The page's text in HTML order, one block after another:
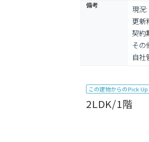
備考
現況
更新
契約
その
自社
この建物からのPick Up
2LDK/1階